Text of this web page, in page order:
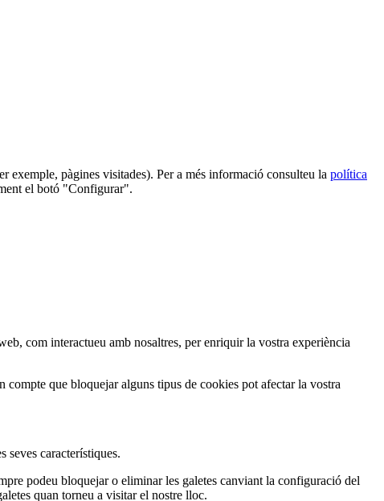
exemple, pàgines visitades). Per a més informació consulteu la política
el botó "Configurar".
com interactueu amb nosaltres, per enriquir la vostra experiència
compte que bloquejar alguns tipus de cookies pot afectar la vostra
seves característiques.
podeu bloquejar o eliminar les galetes canviant la configuració del
quan torneu a visitar el nostre lloc.